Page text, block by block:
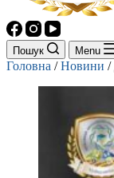
Пошук Menu
Головна /Новини /